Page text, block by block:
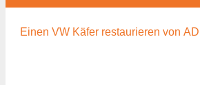
Einen VW Käfer restaurieren von AD